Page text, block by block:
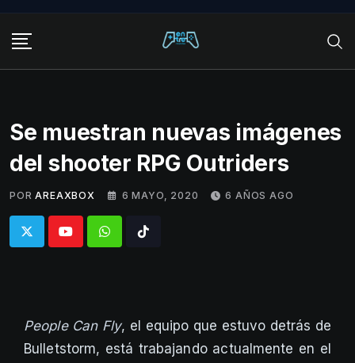
content
Se muestran nuevas imágenes
del shooter RPG Outriders
POR AREAXBOX 6 MAYO, 2020 6 AÑOS AGO
WhatsappTiktok
People Can Fly, el equipo que estuvo detrás de
Bulletstorm, está trabajando actualmente en el